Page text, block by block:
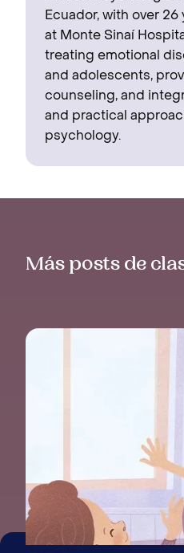
Ecuador, with over
at Monte Sinaí
treating emotional
and adolescents,
counseling, and
and practical
psychology.
Más posts de